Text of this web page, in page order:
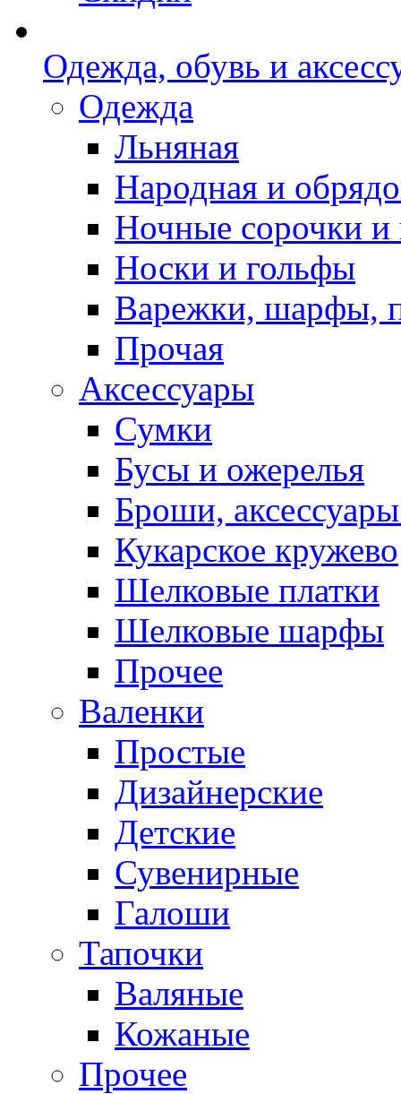
Одежда, обувь и
Одежда
Льняная
Народная и
Ночные сорочки
Носки и гольфы
Варежки, шарфы,
Прочая
Аксессуары
Сумки
Бусы и ожерелья
Броши,
Кукарское кружево
Шелковые платки
Шелковые шарфы
Прочее
Валенки
Простые
Дизайнерские
Детские
Сувенирные
Галоши
Тапочки
Валяные
Кожаные
Прочее